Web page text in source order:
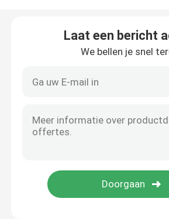
Vacuüm droogoven
Orbitaal Shaker Incubator
Laat een bericht
We bellen je snel